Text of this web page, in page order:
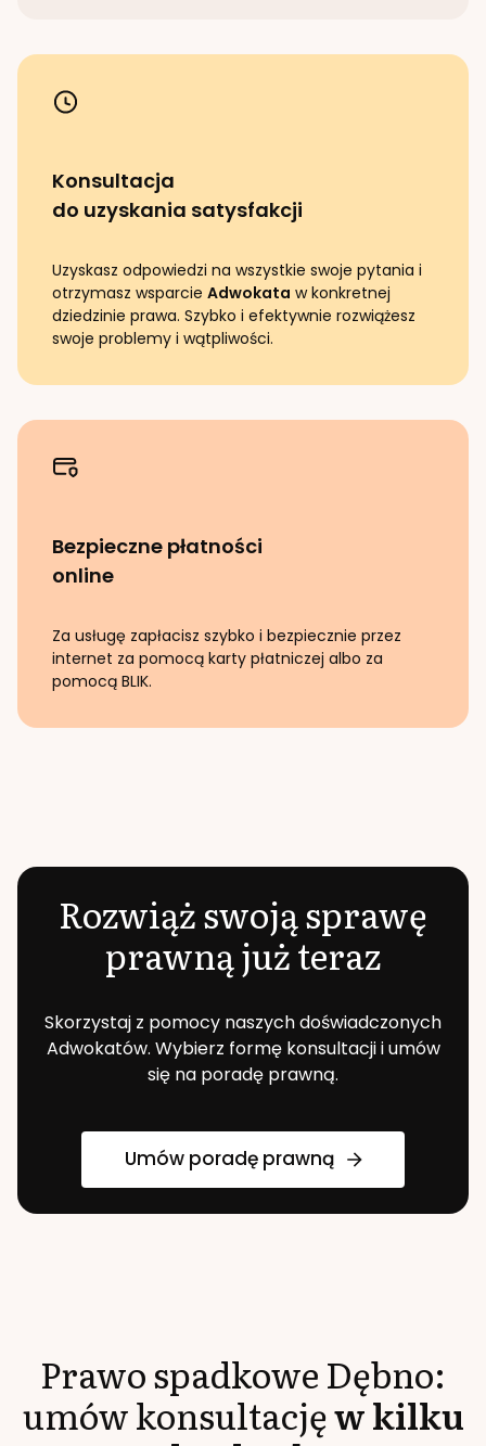
Konsultacja
do uzyskania satysfakcji
Uzyskasz odpowiedzi na wszystkie swoje pytania i
otrzymasz wsparcie Adwokata w konkretnej
dziedzinie prawa. Szybko i efektywnie rozwiążesz
swoje problemy i wątpliwości.
Bezpieczne płatności
online
Za usługę zapłacisz szybko i bezpiecznie przez
internet za pomocą karty płatniczej albo za
pomocą BLIK.
Rozwiąż swoją sprawę
prawną już teraz
Skorzystaj z pomocy naszych doświadczonych
Adwokatów. Wybierz formę konsultacji i umów
się na poradę prawną.
Umów poradę prawną
Prawo spadkoweDębno:
umów konsultacjęw kilku